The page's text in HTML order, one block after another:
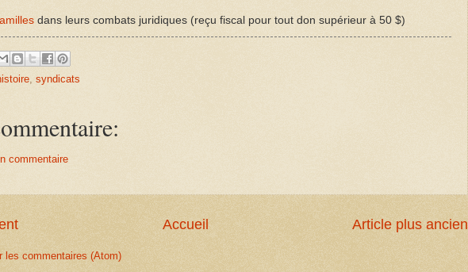
dans leurs combats juridiques (reçu fiscal pour tout don supérieur à 50 $)
syndicats
commentaire
Article plus ancien
Accueil
les commentaires (Atom)